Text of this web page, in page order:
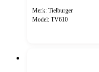
Merk: Tielburger
Model: TV610